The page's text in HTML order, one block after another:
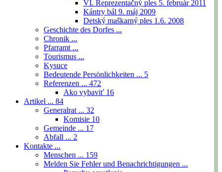
VI. Reprezentačný ples 5. február 2011
Kántry bál 9. máj 2009
Detský maškarný ples 1.6. 2008
Geschichte des Dorfes ...
Chronik ...
Pfarramt ...
Tourismus ...
Kysuce
Bedeutende Persönlichkeiten ... 5
Referenzen ... 472
Ako vybaviť 16
Artikel ... 84
Generalrat ... 32
Komisie 10
Gemeinde ... 17
Abfall ... 2
Kontakte ...
Menschen ... 159
Melden Sie Fehler und Benachrichtigungen ...